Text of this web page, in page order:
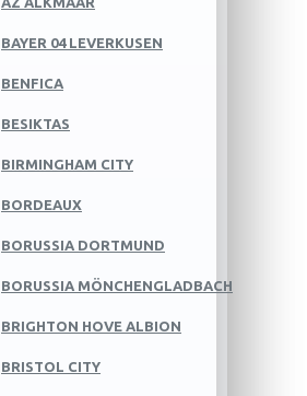
BAYER 04 LEVERKUSEN
BENFICA
BESIKTAS
BIRMINGHAM CITY
BORDEAUX
BORUSSIA DORTMUND
BORUSSIA MÖNCHENGLADBACH
BRIGHTON HOVE ALBION
BRISTOL CITY